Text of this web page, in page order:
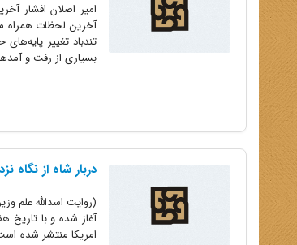
آخرین لحظات همراه
تندباد تغییر
بسیاری از رفت و
دربار شاه از نگاه